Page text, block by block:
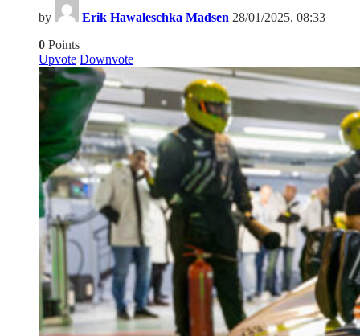
by Erik Hawaleschka Madsen 28/01/2025, 08:33
0 Points
Upvote Downvote